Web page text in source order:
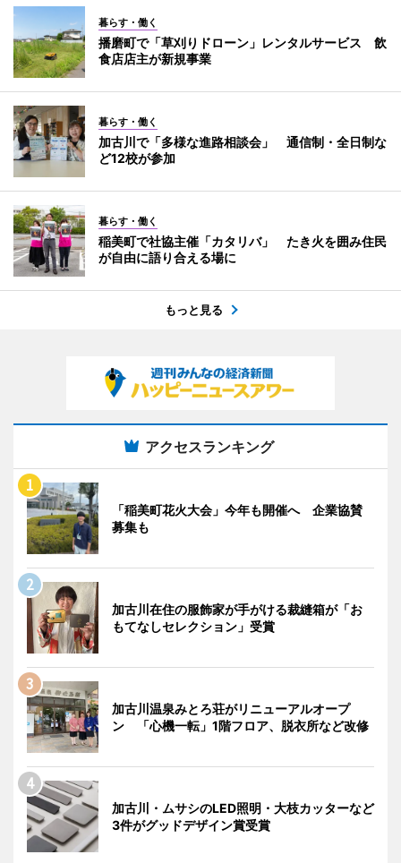
暮らす・働く
播磨町で「草刈りドローン」レンタルサービス 飲
食店店主が新規事業
暮らす・働く
加古川で「多様な進路相談会」 通信制・全日制な
ど12校が参加
暮らす・働く
稲美町で社協主催「カタリバ」 たき火を囲み住民
が自由に語り合える場に
もっと見る
アクセスランキング
「稲美町花火大会」今年も開催へ 企業協賛
募集も
加古川在住の服飾家が手がける裁縫箱が「お
もてなしセレクション」受賞
加古川温泉みとろ荘がリニューアルオープ
ン 「心機一転」1階フロア、脱衣所など改修
加古川・ムサシのLED照明・大枝カッターなど
3件がグッドデザイン賞受賞